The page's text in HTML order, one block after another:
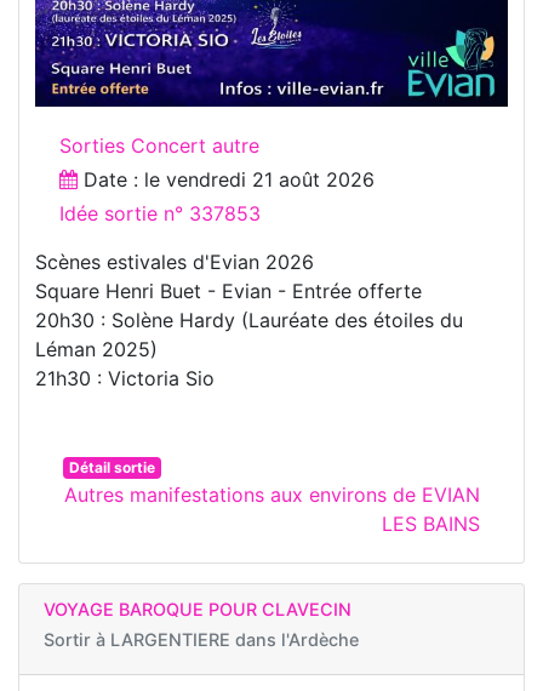
Sorties Concert autre
Date : le vendredi 21 août 2026
Idée sortie n° 337853
Scènes estivales d'Evian 2026
Square Henri Buet - Evian - Entrée offerte
20h30 : Solène Hardy (Lauréate des étoiles du
Léman 2025)
21h30 : Victoria Sio
Détail sortie
Autres manifestations aux environs de EVIAN
LES BAINS
VOYAGE BAROQUE POUR CLAVECIN
Sortir à LARGENTIERE dans l'Ardèche